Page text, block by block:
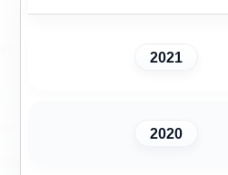
2021
2020